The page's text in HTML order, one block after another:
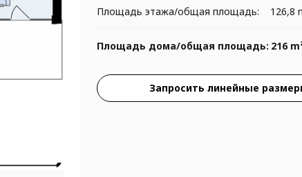
Площадь этажа/общая площадь: 126,8
Площадь дома/общая площадь: 216
Запросить линейные